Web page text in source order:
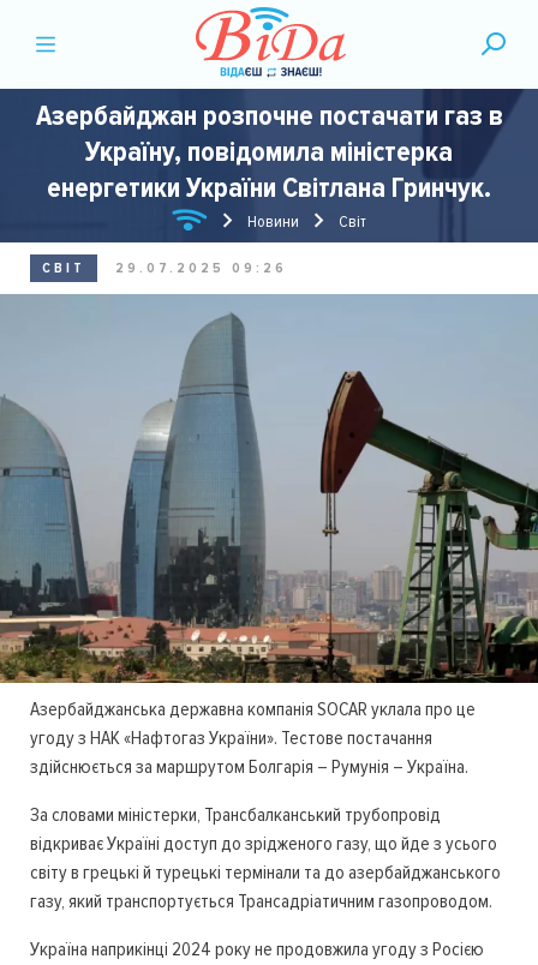
Азербайджан розпочне постачати газ в
Україну, повідомила міністерка
енергетики України Світлана Гринчук.
Новини Світ
СВІТ 29.07.2025 09:26
Азербайджанська державна компанія SOCAR уклала про це
угоду з НАК «Нафтогаз України». Тестове постачання
здійснюється за маршрутом Болгарія – Румунія – Україна.
За словами міністерки, Трансбалканський трубопровід
відкриває Україні доступ до зрідженого газу, що йде з усього
світу в грецькі й турецькі термінали та до азербайджанського
газу, який транспортується Трансадріатичним газопроводом.
Україна наприкінці 2024 року не продовжила угоду з Росією